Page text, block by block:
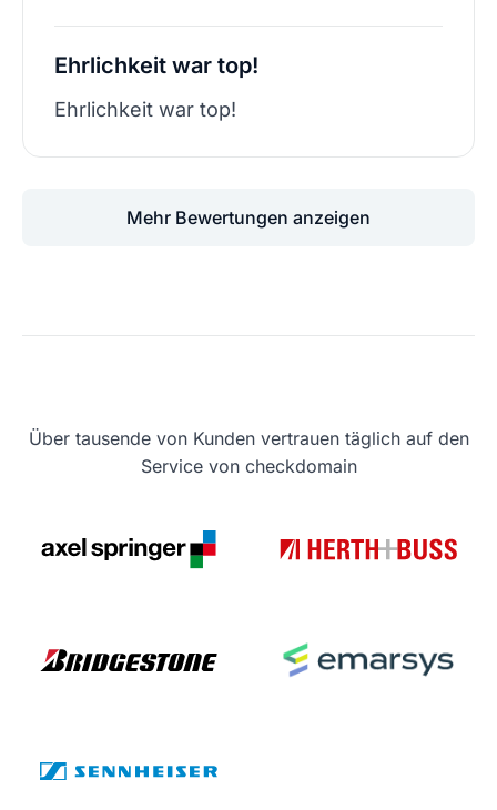
Ehrlichkeit war top!
Ehrlichkeit war top!
Mehr Bewertungen anzeigen
Über tausende von Kunden vertrauen täglich auf den
Service von checkdomain